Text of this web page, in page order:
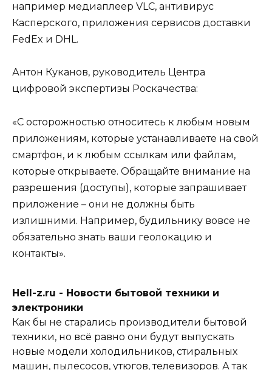
например медиаплеер VLC, антивирус
Касперского, приложения сервисов доставки
FedEx и DHL.
Антон Куканов, руководитель Центра
цифровой экспертизы Роскачества:
«С осторожностью относитесь к любым новым
приложениям, которые устанавливаете на свой
смартфон, и к любым ссылкам или файлам,
которые открываете. Обращайте внимание на
разрешения (доступы), которые запрашивает
приложение – они не должны быть
излишними. Например, будильнику вовсе не
обязательно знать ваши геолокацию и
контакты».
Hell-z.ru - Новости бытовой техники и
электроники
Как бы не старались производители бытовой
техники, но всё равно они будут выпускать
новые модели холодильников, стиральных
машин, пылесосов, утюгов, телевизоров. А так